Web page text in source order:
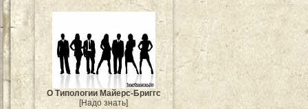
О Типологии Майерс-Бриггс
[Надо знать]